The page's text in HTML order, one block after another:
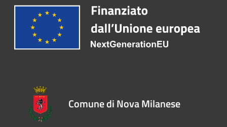
Comune di Nova Milanese